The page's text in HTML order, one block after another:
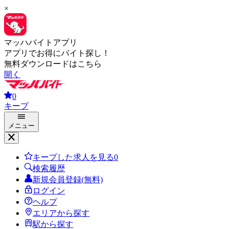
×
マッハバイトアプリ
アプリでお得にバイト探し！
無料ダウンロードはこちら
開く
0
キープ
メニュー
キープした求人を見る0
検索履歴
新規会員登録(無料)
ログイン
ヘルプ
エリアから探す
駅から探す